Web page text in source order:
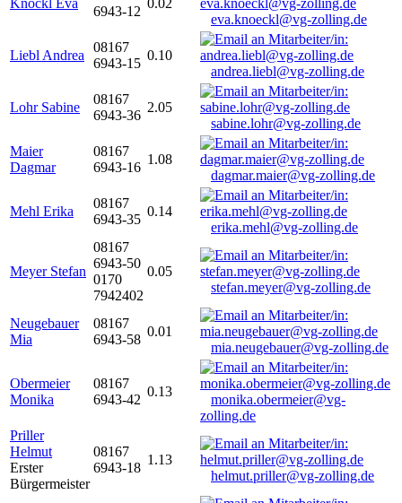
Knöckl Eva
6943-12
0.02
eva.knoeckl@vg-zolling.de
Liebl Andrea
08167
6943-15
0.10
andrea.liebl@vg-zolling.de
Lohr Sabine
08167
6943-36
2.05
sabine.lohr@vg-zolling.de
Maier
Dagmar
08167
6943-16
1.08
dagmar.maier@vg-zolling.de
Mehl Erika
08167
6943-35
0.14
erika.mehl@vg-zolling.de
Meyer Stefan
08167
6943-50
0170
7942402
0.05
stefan.meyer@vg-zolling.de
Neugebauer
Mia
08167
6943-58
0.01
mia.neugebauer@vg-zolling.de
Obermeier
Monika
08167
6943-42
0.13
monika.obermeier@vg-
zolling.de
Priller
Helmut
Erster
Bürgermeister
08167
6943-18
1.13
helmut.priller@vg-zolling.de